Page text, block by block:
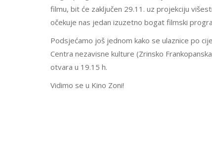
filmu, bit će zaključen 29.11. uz projekciju
očekuje nas jedan izuzetno bogat filmski
Podsjećamo još jednom kako se ulaznice po
Centra nezavisne kulture (Zrinsko
otvara u 19.15 h.
Vidimo se u Kino Zoni!